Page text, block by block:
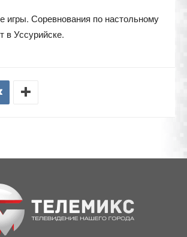
игры. Соревнования по настольному
в Уссурийске.